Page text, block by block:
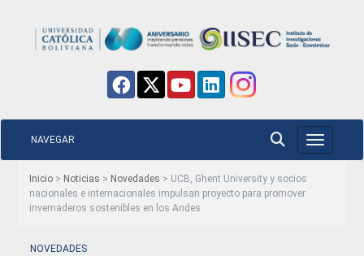
Toggle
NAVEGAR
Inicio > Noticias > Novedades > UCB, Ghent University y socios
nacionales e internacionales impulsan proyecto para promover
invernaderos sostenibles en los Andes
NOVEDADES